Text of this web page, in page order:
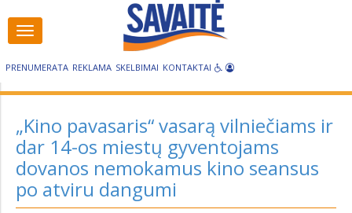
PRENUMERATA REKLAMA SKELBIMAI KONTAKTAI
Visos
kategorijos
„Kino pavasaris“ vasarą vilniečiams ir
dar 14-os miestų gyventojams
dovanos nemokamus kino seansus
po atviru dangumi
Visos
kategorijos